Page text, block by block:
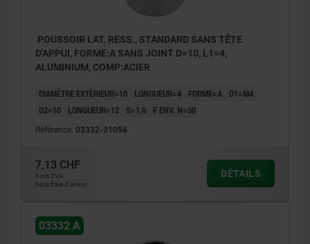
POUSSOIR LAT. RESS., STANDARD SANS TÊTE
D'APPUI, FORME:A SANS JOINT D=10, L1=4,
ALUMINIUM, COMP:ACIER
DIAMÈTRE EXTÉRIEUR=10 LONGUEUR=4 FORME=A
D1=M4
D2=10
LONGUEUR=12 S=1,6 F ENV. N=50
Référence: 03332-31056
7,13 CHF
hors TVA
hors frais d’envoi
DÉTAILS
03332 A